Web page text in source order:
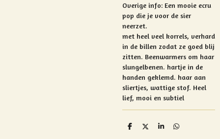
Overige info: Een mooie ecru
pop die je voor de sier
neerzet.
met heel veel korrels, verhard
in de billen zodat ze goed blij
zitten. Beenwarmers om haar
slungelbenen. hartje in de
handen geklemd. haar aan
sliertjes, wattige stof. Heel
lief, mooi en subtiel
D
D
S
D